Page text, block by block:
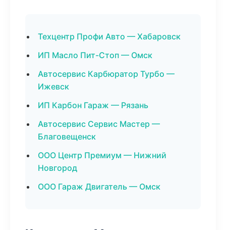
Техцентр Профи Авто — Хабаровск
ИП Масло Пит-Стоп — Омск
Автосервис Карбюратор Турбо —
Ижевск
ИП Карбон Гараж — Рязань
Автосервис Сервис Мастер —
Благовещенск
ООО Центр Премиум — Нижний
Новгород
ООО Гараж Двигатель — Омск